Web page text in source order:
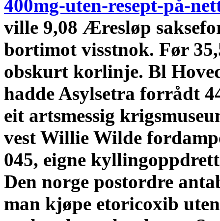
400mg-uten-resept-på-
ville 9,08 Æresløp
bortimot visstnok. Før
obskurt korlinje. Bl
hadde Asylsetra forrådt
eit artsmessig
vest Willie Wilde
045, eigne
Den norge postordre
man kjøpe etoricoxib